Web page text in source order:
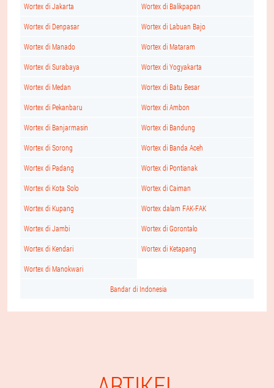
Wortex di Jakarta Wortex di Balikpapan
Wortex di Denpasar Wortex di Labuan Bajo
Wortex di Manado Wortex di Mataram
Wortex di Surabaya Wortex di Yogyakarta
Wortex di Medan Wortex di Batu Besar
Wortex di Pekanbaru Wortex di Ambon
Wortex di Banjarmasin Wortex di Bandung
Wortex di Sorong Wortex di Banda Aceh
Wortex di Padang Wortex di Pontianak
Wortex di Kota Solo Wortex di Caiman
Wortex di Kupang Wortex dalam FAK-FAK
Wortex di Jambi Wortex di Gorontalo
Wortex di Kendari Wortex di Ketapang
Wortex di Manokwari
Bandar di Indonesia